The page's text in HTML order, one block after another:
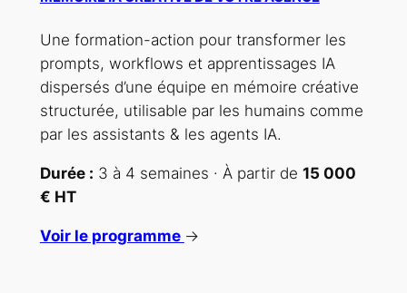
Une formation-action pour transformer les
prompts, workflows et apprentissages IA
dispersés d’une équipe en mémoire créative
structurée, utilisable par les humains comme
par les assistants & les agents IA.
Durée : 3 à 4 semaines · À partir de 15 000
€ HT
Voir le programme →